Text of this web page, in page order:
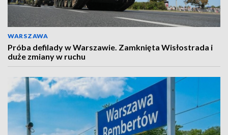
WARSZAWA
Próba defilady w Warszawie. Zamknięta Wisłostrada i
duże zmiany w ruchu